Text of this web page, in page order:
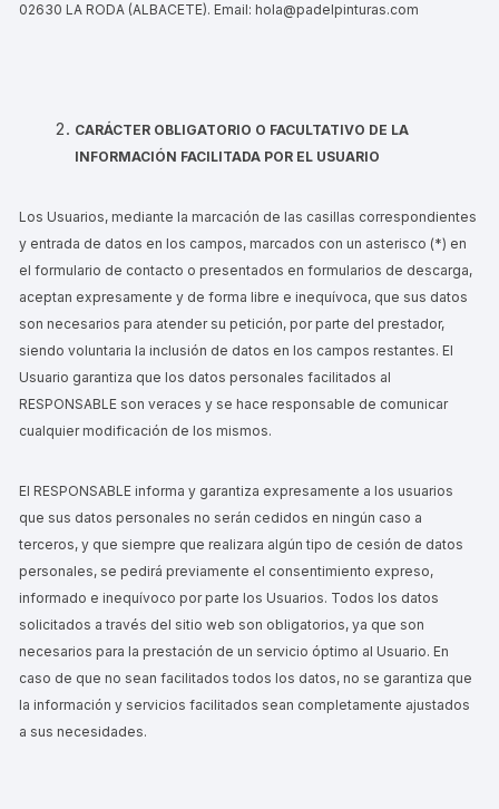
02630 LA RODA (ALBACETE). Email: hola@padelpinturas.com
CARÁCTER OBLIGATORIO O FACULTATIVO DE LA
INFORMACIÓN FACILITADA POR EL USUARIO
Los Usuarios, mediante la marcación de las casillas correspondientes
y entrada de datos en los campos, marcados con un asterisco (*) en
el formulario de contacto o presentados en formularios de descarga,
aceptan expresamente y de forma libre e inequívoca, que sus datos
son necesarios para atender su petición, por parte del prestador,
siendo voluntaria la inclusión de datos en los campos restantes. El
Usuario garantiza que los datos personales facilitados al
RESPONSABLE son veraces y se hace responsable de comunicar
cualquier modificación de los mismos.
El RESPONSABLE informa y garantiza expresamente a los usuarios
que sus datos personales no serán cedidos en ningún caso a
terceros, y que siempre que realizara algún tipo de cesión de datos
personales, se pedirá previamente el consentimiento expreso,
informado e inequívoco por parte los Usuarios. Todos los datos
solicitados a través del sitio web son obligatorios, ya que son
necesarios para la prestación de un servicio óptimo al Usuario. En
caso de que no sean facilitados todos los datos, no se garantiza que
la información y servicios facilitados sean completamente ajustados
a sus necesidades.